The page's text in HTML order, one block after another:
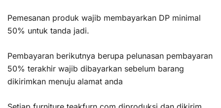
Pemesanan produk wajib membayarkan DP minimal
50% untuk tanda jadi.
Pembayaran berikutnya berupa pelunasan pembayaran
50% terakhir wajib dibayarkan sebelum barang
dikirimkan menuju alamat anda